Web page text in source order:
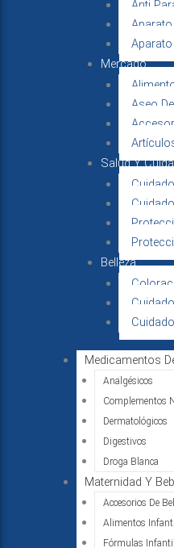
Anti
Mercado
Aseo
Salud Y
Belleza
Medicamentos
Analgésicos
Complementos
Dermatológicos
Digestivos
Droga Blanca
Maternidad Y
Accesorios De
Alimentos
Fórmulas